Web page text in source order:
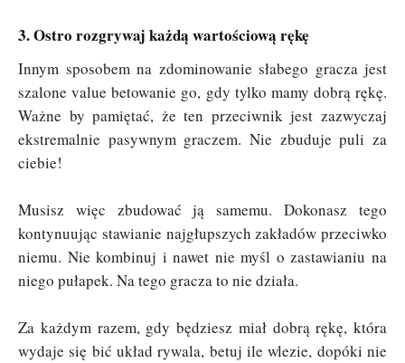
3. Ostro rozgrywaj każdą wartościową rękę
Innym sposobem na zdominowanie słabego gracza jest
szalone value betowanie go, gdy tylko mamy dobrą rękę.
Ważne by pamiętać, że ten przeciwnik jest zazwyczaj
ekstremalnie pasywnym graczem. Nie zbuduje puli za
ciebie!
Musisz więc zbudować ją samemu. Dokonasz tego
kontynuując stawianie najgłupszych zakładów przeciwko
niemu. Nie kombinuj i nawet nie myśl o zastawianiu na
niego pułapek. Na tego gracza to nie działa.
Za każdym razem, gdy będziesz miał dobrą rękę, która
wydaje się bić układ rywala, betuj ile wlezie, dopóki nie